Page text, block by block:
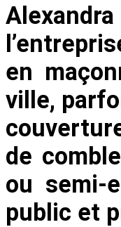
en
ville,
de
ou semi-
public et